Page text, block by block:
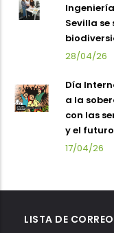
Sevilla
28/04/26
Día
a la
con las
y el
17/04/26
LISTA DE